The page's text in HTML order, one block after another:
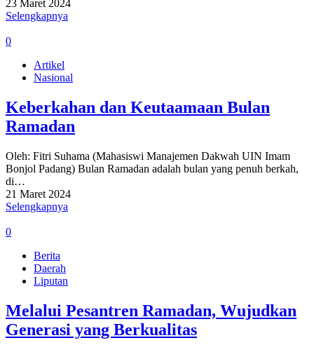
23 Maret 2024
Selengkapnya
0
Artikel
Nasional
Keberkahan dan Keutaamaan Bulan
Ramadan
Oleh: Fitri Suhama (Mahasiswi Manajemen Dakwah UIN Imam
Bonjol Padang) Bulan Ramadan adalah bulan yang penuh berkah,
di…
21 Maret 2024
Selengkapnya
0
Berita
Daerah
Liputan
Melalui Pesantren Ramadan, Wujudkan
Generasi yang Berkualitas